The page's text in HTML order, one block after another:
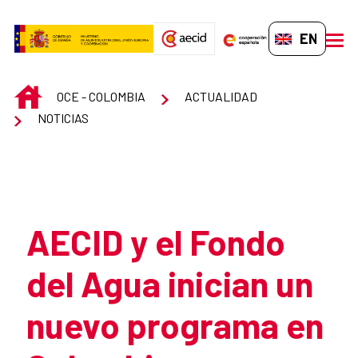
EN-GB
INICIOOCE - COLOMBIA
ACTUALIDAD
NOTICIAS
AECID y el Fondo
del Agua inician un
nuevo programa en